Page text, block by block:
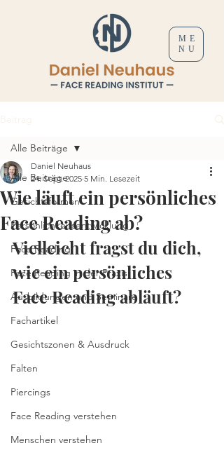
ME
NU
Beitrag
Alle Beiträge
Gesichtsformen
Persönlichkeitsentwicklung
Face Reading
Face Reading in der Praxis
Ausbildungen und Seminare
Fachartikel
Gesichtszonen & Ausdruck
Falten
Piercings
Face Reading verstehen
Menschen verstehen
Alle Beiträge
Wie läuft ein persönliches
Face Reading ab?
Daniel Neuhaus
24. Sept. 2025 5 Min. Lesezeit
Vielleicht fragst du dich,
wie ein persönliches
Face Reading abläuft?